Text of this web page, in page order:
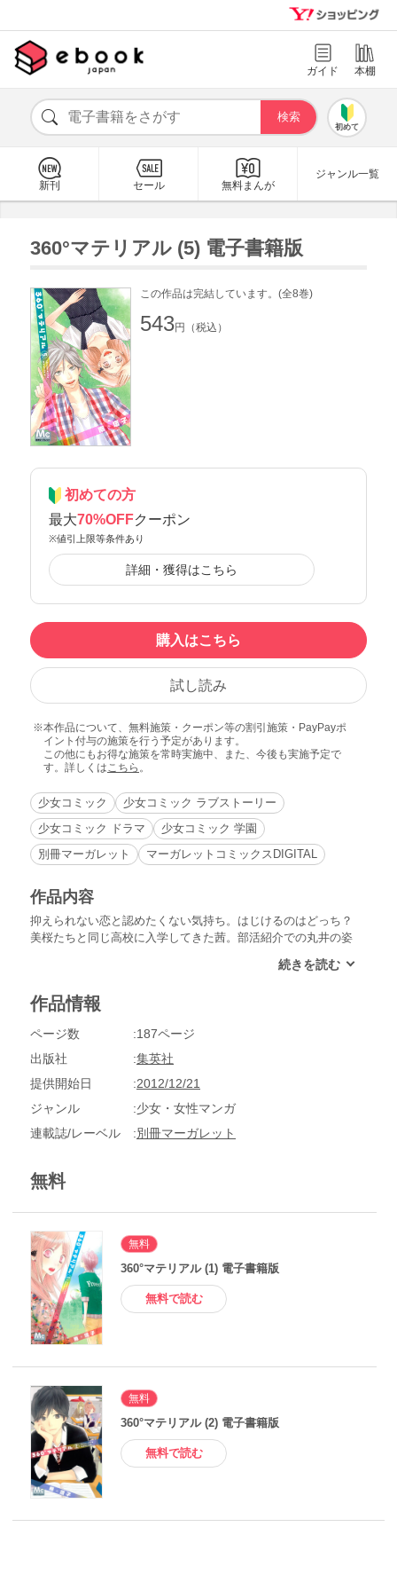
ガイド 本棚
初めて
新刊 セール 無料まんが
ジャンル一覧
360°マテリアル (5) 電子書籍版
この作品は完結しています。(全8巻)
543円（税込）
初めての方
最大70%OFFクーポン
※値引上限等条件あり
詳細・獲得はこちら
購入はこちら
試し読み
本作品について、無料施策・クーポン等の割引施策・PayPayポ
イント付与の施策を行う予定があります。
この他にもお得な施策を常時実施中、また、今後も実施予定で
す。詳しくはこちら 。
少女コミック
少女コミック ラブストーリー
少女コミック ドラマ
少女コミック 学園
別冊マーガレット
マーガレットコミックスDIGITAL
作品内容
抑えられない恋と認めたくない気持ち。はじけるのはどっち？
美桜たちと同じ高校に入学してきた茜。部活紹介での丸井の姿
作品情報
ページ数
187ページ
出版社
集英社
提供開始日
2012/12/21
ジャンル
少女・女性マンガ
連載誌/レーベル
別冊マーガレット
無料
無料
360°マテリアル (1) 電子書籍版
無料で読む
無料
360°マテリアル (2) 電子書籍版
無料で読む